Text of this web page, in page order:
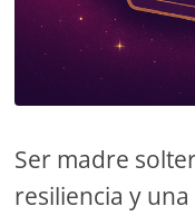
Ser madre
resiliencia y